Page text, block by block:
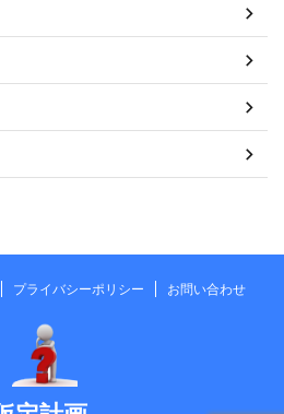
プライバシーポリシー お問い合わせ